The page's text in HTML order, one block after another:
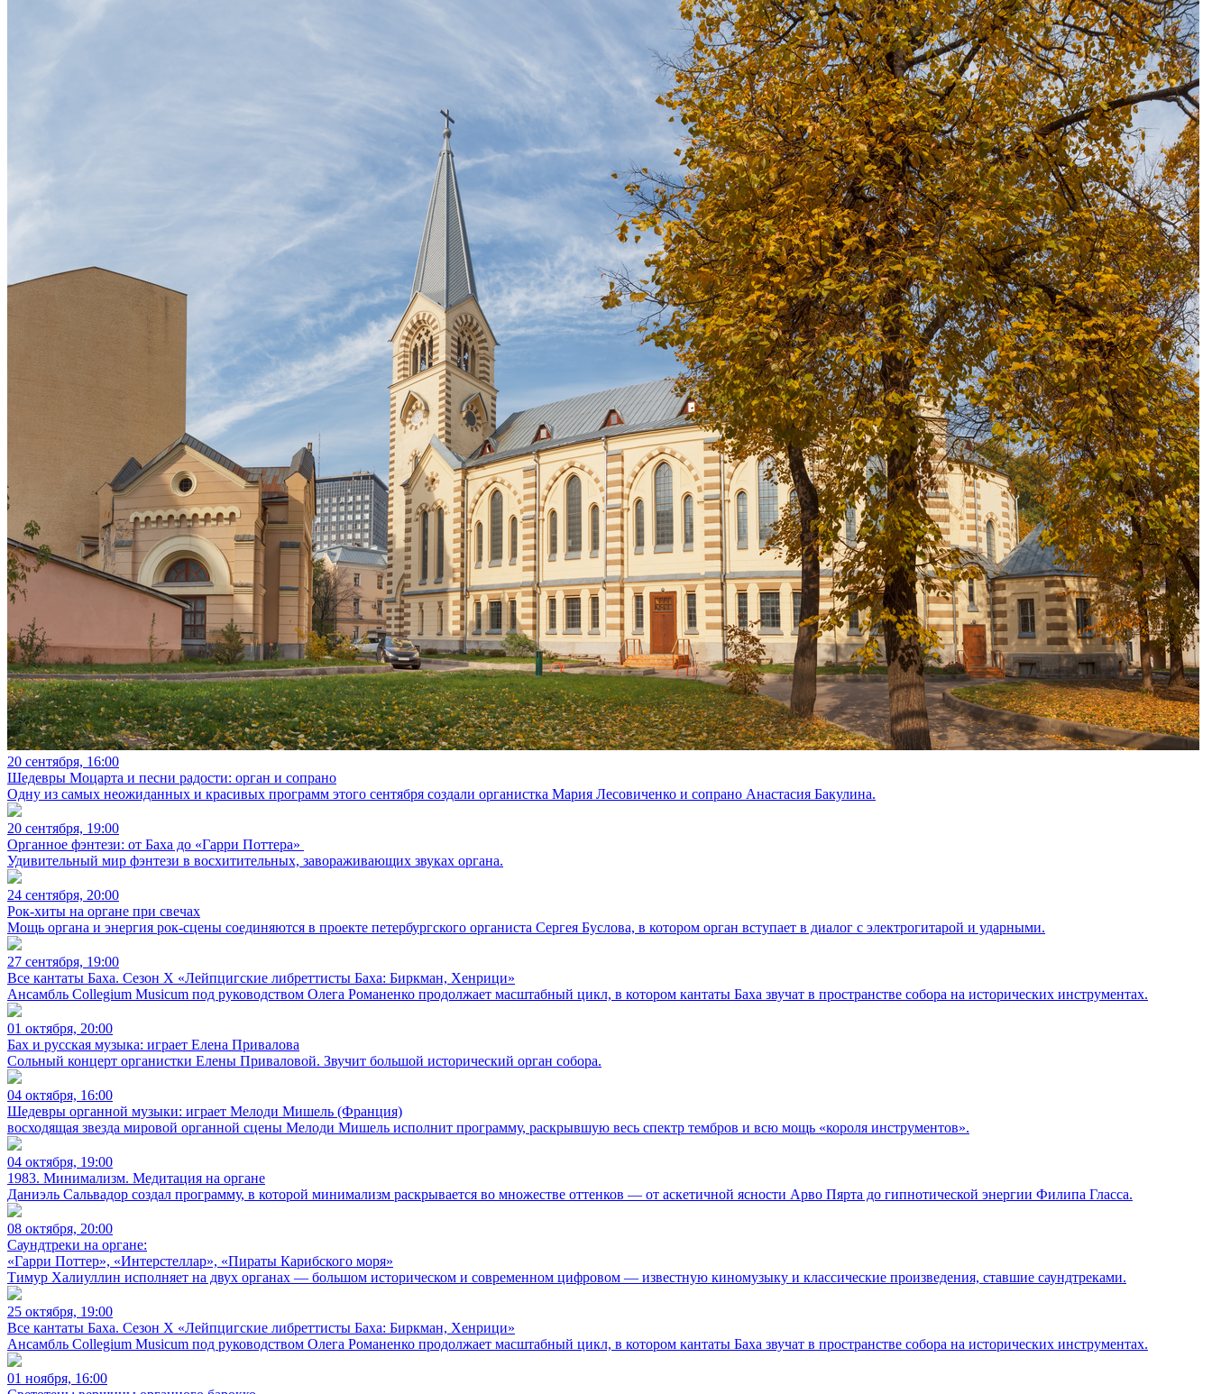
20 сентября, 16:00
Шедевры Моцарта и песни радости: орган и сопрано
Одну из самых неожиданных и красивых программ этого сентября создали органистка Мария Лесовиченко и сопрано Анастасия Бакулина.
20 сентября, 19:00
Органное фэнтези: от Баха до «Гарри Поттера»
Удивительный мир фэнтези в восхитительных, завораживающих звуках органа.
24 сентября, 20:00
Рок-хиты на органе при свечах
Мощь органа и энергия рок-сцены соединяются в проекте петербургского органиста Сергея Буслова, в котором орган вступает в диалог с электрогитарой и ударными.
27 сентября, 19:00
Все кантаты Баха. Сезон X «Лейпцигские либреттисты Баха: Биркман, Хенрици»
Ансамбль Collegium Musicum под руководством Олега Романенко продолжает масштабный цикл, в котором кантаты Баха звучат в пространстве собора на исторических инструментах.
01 октября, 20:00
Бах и русская музыка: играет Елена Привалова
Сольный концерт органистки Елены Приваловой. Звучит большой исторический орган собора.
04 октября, 16:00
Шедевры органной музыки: играет Мелоди Мишель (Франция)
восходящая звезда мировой органной сцены Мелоди Мишель исполнит программу, раскрывшую весь спектр тембров и всю мощь «короля инструментов».
04 октября, 19:00
1983. Минимализм. Медитация на органе
Даниэль Сальвадор создал программу, в которой минимализм раскрывается во множестве оттенков — от аскетичной ясности Арво Пярта до гипнотической энергии Филипа Гласса.
08 октября, 20:00
Саундтреки на органе:
«Гарри Поттер», «Интерстеллар», «Пираты Карибского моря»
Тимур Халиуллин исполняет на двух органах — большом историческом и современном цифровом — известную киномузыку и классические произведения, ставшие саундтреками.
25 октября, 19:00
Все кантаты Баха. Сезон X «Лейпцигские либреттисты Баха: Биркман, Хенрици»
Ансамбль Collegium Musicum под руководством Олега Романенко продолжает масштабный цикл, в котором кантаты Баха звучат в пространстве собора на исторических инструментах.
01 ноября, 16:00